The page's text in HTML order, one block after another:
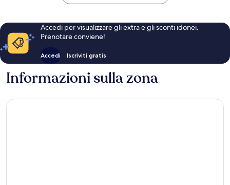
Accedi per visualizzare gli extra e gli sconti idonei.
Prenotare conviene!
Accedi Iscriviti gratis
Informazioni sulla zona